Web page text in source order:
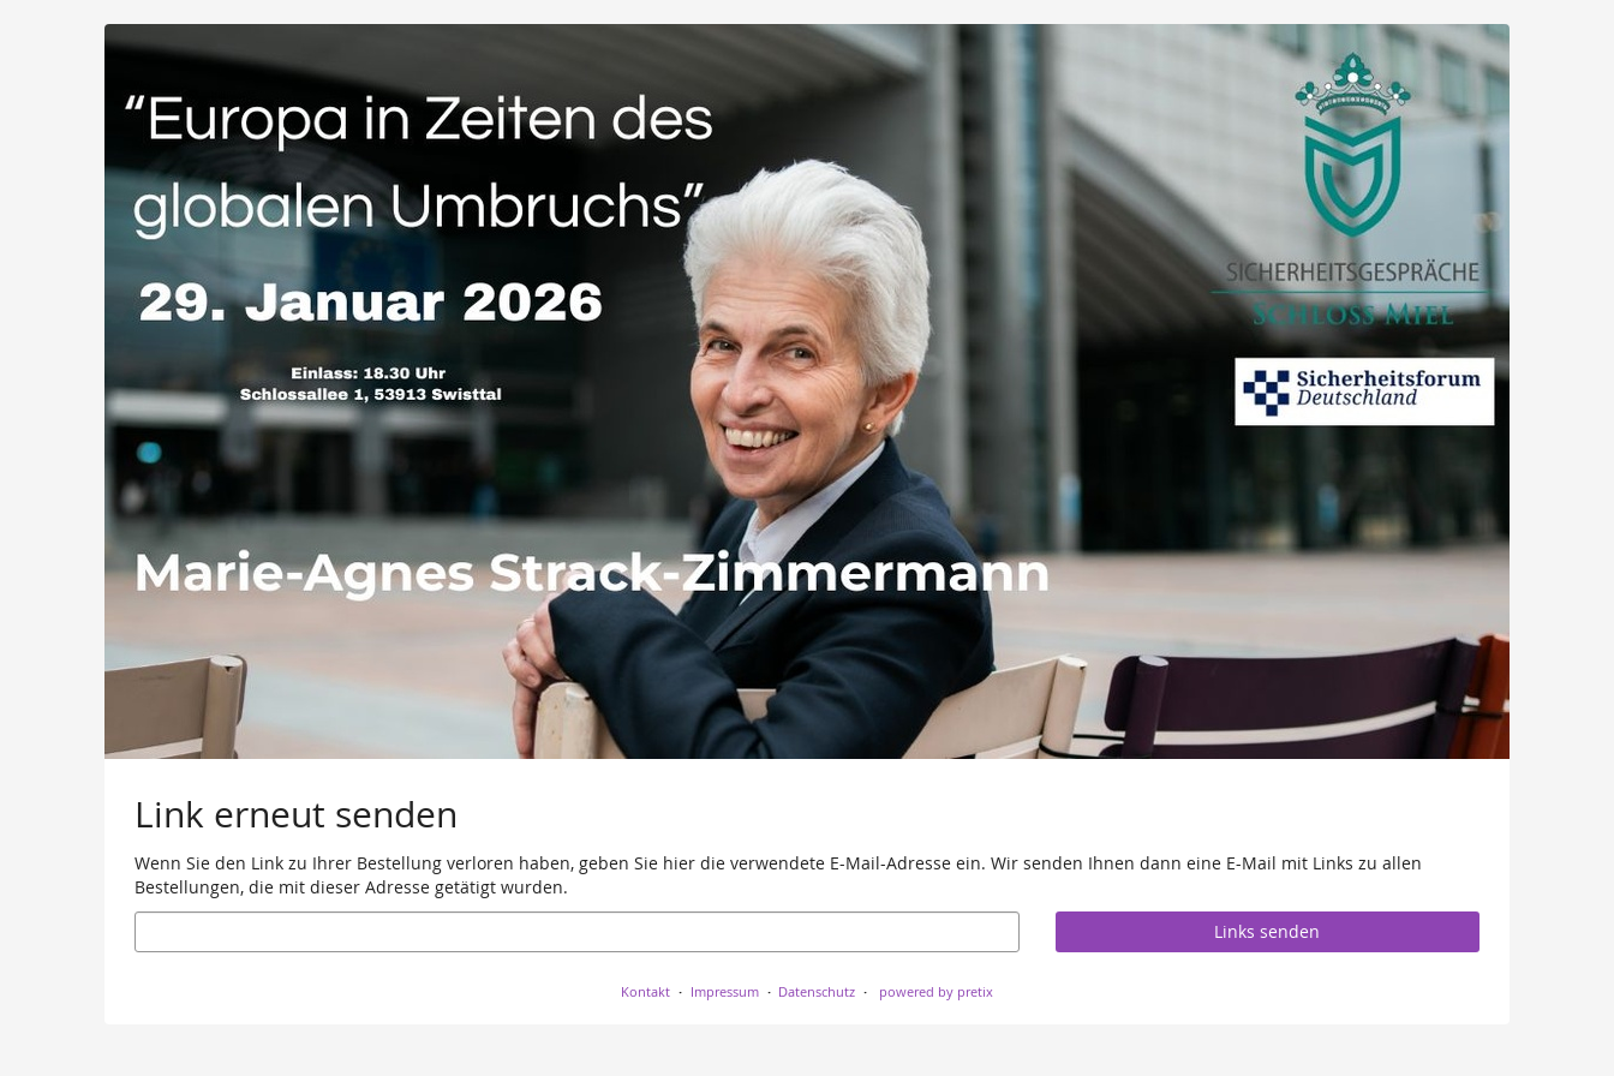
Link erneut senden
Wenn Sie den Link zu Ihrer Bestellung verloren haben, geben Sie hier die verwendete E-Mail-Adresse ein. Wir senden Ihnen dann eine E-Mail mit Links zu allen
Bestellungen, die mit dieser Adresse getätigt wurden.
E-
Mail
Links senden
Kontakt Impressum Datenschutz powered by pretix